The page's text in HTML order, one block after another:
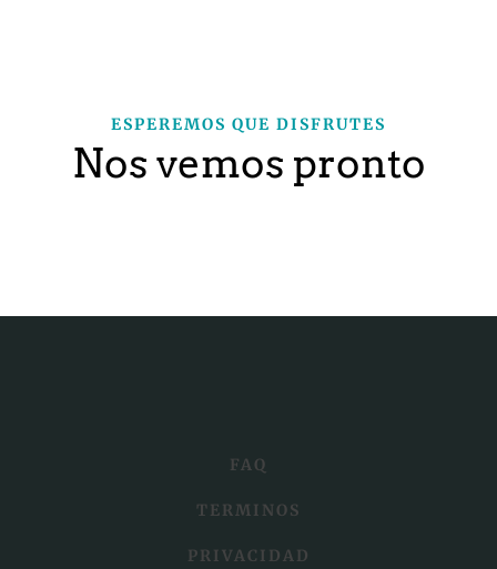
ESPEREMOS QUE DISFRUTES
Nos vemos pronto
FAQ
TERMINOS
PRIVACIDAD